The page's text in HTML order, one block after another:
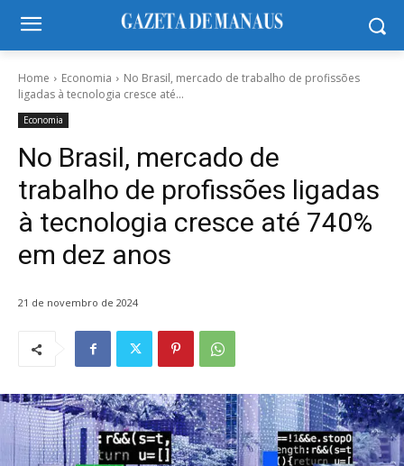
Home Economia
No Brasil, mercado de trabalho de profissões
ligadas à tecnologia cresce até...
Economia
No Brasil, mercado de
trabalho de profissões ligadas
à tecnologia cresce até 740%
em dez anos
21 de novembro de 2024